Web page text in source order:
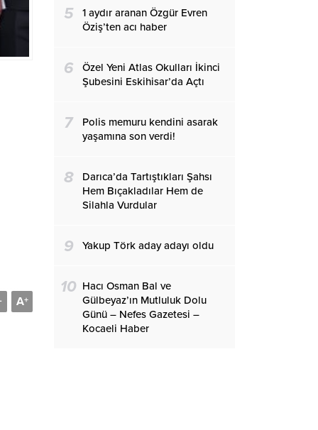
A+
5
1 aydır aranan Özgür Evren
Öziş’ten acı haber
6
Özel Yeni Atlas Okulları İkinci
Şubesini Eskihisar’da Açtı
7
Polis memuru kendini asarak
yaşamına son verdi!
8
Darıca’da Tartıştıkları Şahsı
Hem Bıçakladılar Hem de
Silahla Vurdular
9 Yakup Törk aday adayı oldu
10 Hacı Osman Bal ve
Gülbeyaz’ın Mutluluk Dolu
Günü – Nefes Gazetesi –
Kocaeli Haber